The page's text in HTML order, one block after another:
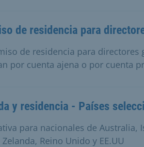
de residencia para
de residencia para
por cuenta ajena o por cuenta
y residencia - Países
para nacionales de Australia,
Zelanda, Reino Unido y EE.UU